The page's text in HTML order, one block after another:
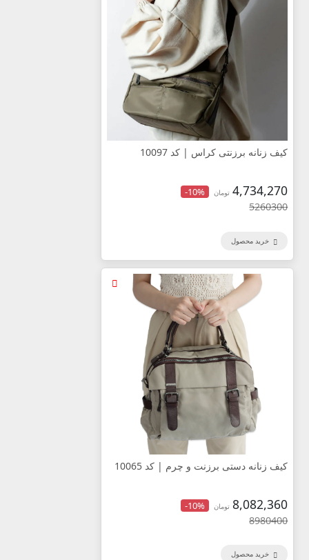
کیف زنانه برزنتی کراس | کد 10097
4,734,270 تومان -10%
5260300
خرید محصول
کیف زنانه دستی برزنت و چرم | کد 10065
8,082,360 تومان -10%
8980400
خرید محصول